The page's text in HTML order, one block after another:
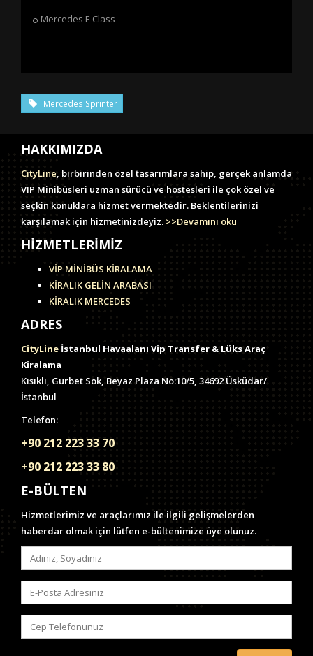
Mercedes E Class
Mercedes Sprinter
HAKKIMIZDA
CityLine, birbirinden özel tasarımlara sahip, gerçek anlamda
VIP Minibüsleri uzman sürücü ve hostesleri ile çok özel ve
seçkin konuklara hizmet vermektedir. Beklentilerinizi
karşılamak için hizmetinizdeyiz. >>Devamını oku
HİZMETLERİMİZ
VİP MİNİBÜS KİRALAMA
KİRALIK GELİN ARABASI
KİRALIK MERCEDES
ADRES
CityLine İstanbul Havaalanı Vip Transfer & Lüks Araç
Kiralama
Kısıklı, Gurbet Sok, Beyaz Plaza No:10/5, 34692 Üsküdar/
İstanbul
Telefon:
+90 212 223 33 70
+90 212 223 33 80
E-BÜLTEN
Hizmetlerimiz ve araçlarımız ile ilgili gelişmelerden
haberdar olmak için lütfen e-bültenimize üye olunuz.